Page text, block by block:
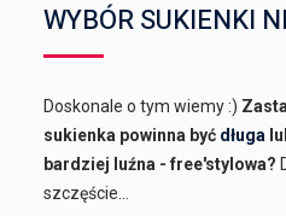
WYBÓR SUKIENKI
Doskonale o tym wiemy :)
sukienka powinna być długa
bardziej luźna - free'stylowa?
szczęście...